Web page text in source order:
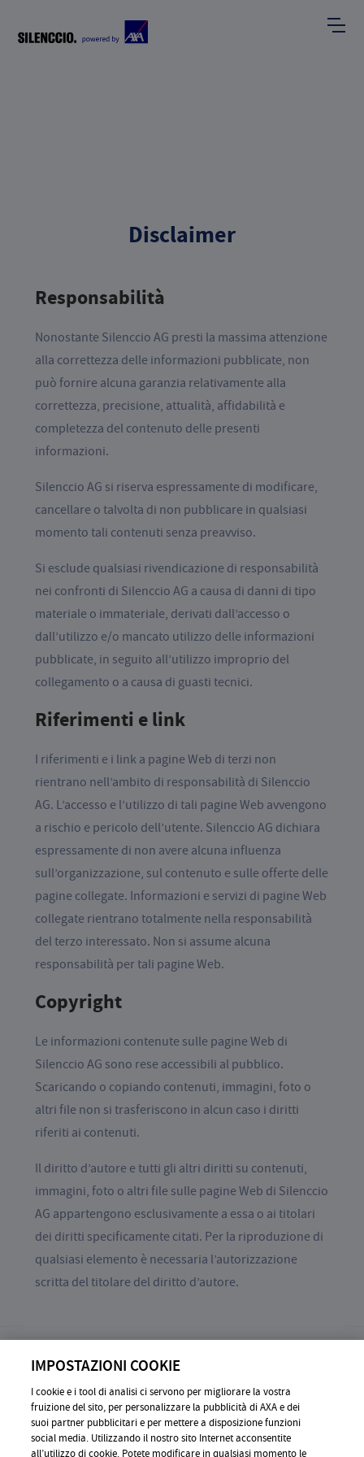
Disclaimer
Responsabilità
Nonostante Silenccio AG presti la massima attenzione
alla correttezza delle informazioni pubblicate, non
può fornire alcuna garanzia relativamente alla
correttezza, precisione, attualità, affidabilità e
completezza del contenuto delle presenti
informazioni.
Silenccio AG si riserva espressamente di modificare,
cancellare o talvolta di non pubblicare in qualsiasi
momento tali contenuti senza preavviso.
Si esclude qualsiasi rivendicazione di responsabilità
nei confronti di Silenccio AG a causa di danni di tipo
materiale o immateriale, derivati dall’accesso o
dall’utilizzo e/o mancato utilizzo delle informazioni
pubblicate, in seguito all’utilizzo improprio del
collegamento o a causa di guasti tecnici.
Riferimenti e link
I riferimenti e i link a pagine Web di terzi non
rientrano nell’ambito di responsabilità di Silenccio
AG. L’accesso e l’utilizzo di tali pagine Web avvengono
a rischio e pericolo dell’utente. Silenccio AG dichiara
espressamente di non avere alcuna influenza
sull’organizzazione, sul contenuto e sulle offerte delle
pagine collegate. Informazioni e servizi di pagine Web
collegate rientrano totalmente nella responsabilità
del terzo interessato. Non si assume alcuna
responsabilità per tali pagine Web.
Copyright
Le informazioni contenute sulle pagine Web di
Silenccio AG sono rese accessibili al pubblico.
Scaricando o copiando contenuti, immagini, foto o
altri file non si trasferiscono in alcun caso i diritti
riferiti ai contenuti.
Il diritto d’autore e tutti gli altri diritti su contenuti,
immagini, foto o altri file sulle pagine Web di Silenccio
AG appartengono esclusivamente a essa o ai titolari
dei diritti specificamente citati. Per la riproduzione di
qualsiasi elemento è necessaria l’autorizzazione
scritta del titolare del diritto d’autore.
ⓒ 2026 Silenccio AG, All Right reserved
INFORMAZIONI GENERALI
IMPOSTAZIONI COOKIE
I cookie e i tool di analisi ci servono per migliorare la vostra
fruizione del sito, per personalizzare la pubblicità di AXA e dei
suoi partner pubblicitari e per mettere a disposizione funzioni
social media. Utilizzando il nostro sito Internet acconsentite
all’utilizzo di cookie. Potete modificare in qualsiasi momento le